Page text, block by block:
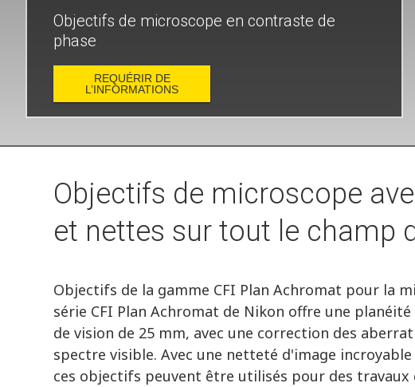
Objectifs de microscope en contraste de
phase
REQUÉRIR DE
L’INFORMATIONS
Objectifs de microscope
et nettes sur tout le champ
Objectifs de la gamme CFI Plan Achromat pour la
série CFI Plan Achromat de Nikon offre une
de vision de 25 mm, avec une correction des
spectre visible. Avec une netteté d'image
ces objectifs peuvent être utilisés pour des